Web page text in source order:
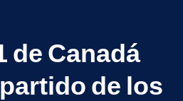
de Canadá
de los